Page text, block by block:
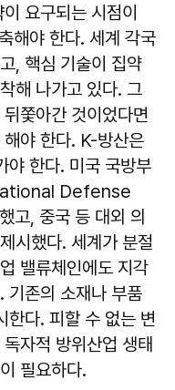
요구되는 시점이
해야 한다. 세계 각국
, 핵심 기술이 집약
해 나가고 있다. 그
쫓아간 것이었다면
야 한다. K-방산은
야 한다. 미국 국방부
Defense
, 중국 등 대외 의
시했다. 세계가 분절
밸류체인에도 지각
기존의 소재나 부품
한다. 피할 수 없는 변
자적 방위산업 생태
필요하다.